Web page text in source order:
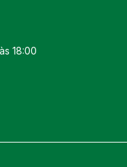
18:00